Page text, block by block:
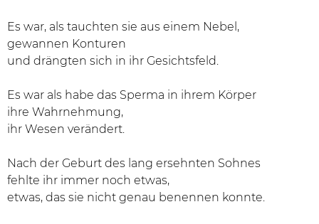
Es war, als tauchten sie aus einem Nebel,
gewannen Konturen
und drängten sich in ihr Gesichtsfeld.
Es war als habe das Sperma in ihrem Körper
ihre Wahrnehmung,
ihr Wesen verändert.
Nach der Geburt des lang ersehnten Sohnes
fehlte ihr immer noch etwas,
etwas, das sie nicht genau benennen konnte.